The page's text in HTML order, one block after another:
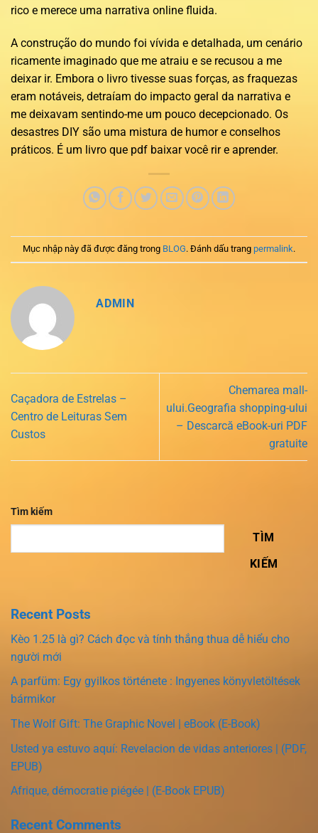
rico e merece uma narrativa online fluida.
A construção do mundo foi vívida e detalhada, um cenário
ricamente imaginado que me atraiu e se recusou a me
deixar ir. Embora o livro tivesse suas forças, as fraquezas
eram notáveis, detraíam do impacto geral da narrativa e
me deixavam sentindo-me um pouco decepcionado. Os
desastres DIY são uma mistura de humor e conselhos
práticos. É um livro que pdf baixar você rir e aprender.
Mục nhập này đã được đăng trong BLOG. Đánh dấu trang permalink.
ADMIN
Caçadora de Estrelas –
Centro de Leituras Sem
Custos
Chemarea mall-
ului.Geografia shopping-ului
– Descarcă eBook-uri PDF
gratuite
Tìm kiếm
TÌM
KIẾM
Recent Posts
Kèo 1.25 là gì? Cách đọc và tính thắng thua dễ hiểu cho
người mới
A parfüm: Egy gyilkos története : Ingyenes könyvletöltések
bármikor
The Wolf Gift: The Graphic Novel | eBook (E-Book)
Usted ya estuvo aquí: Revelacion de vidas anteriores | (PDF,
EPUB)
Afrique, démocratie piégée | (E-Book EPUB)
Recent Comments